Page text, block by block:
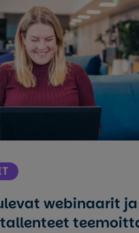
webinaarit ja